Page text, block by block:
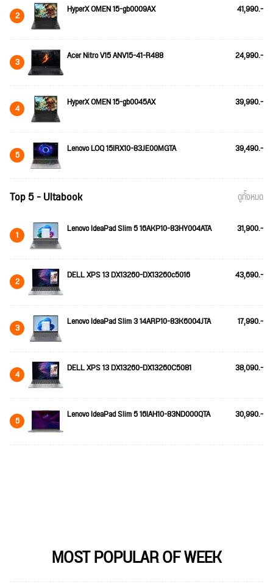
2 HyperX OMEN 15-gb0009AX 41,990.-
3 Acer Nitro V15 ANV15-41-R488 24,990.-
4 HyperX OMEN 15-gb0045AX 39,990.-
5 Lenovo LOQ 15IRX10-83JE00MGTA 39,490.-
Top 5 - Ultabook ดูทั้งหมด
1 Lenovo IdeaPad Slim 5 16AKP10-83HY004ATA 31,900.-
2 DELL XPS 13 DX13260-DX13260c5016 43,690.-
3 Lenovo IdeaPad Slim 3 14ARP10-83K6004JTA 17,990.-
4 DELL XPS 13 DX13260-DX13260C5081 38,090.-
5 Lenovo IdeaPad Slim 5 16IAH10-83ND000QTA 30,990.-
MOST POPULAR OF WEEK